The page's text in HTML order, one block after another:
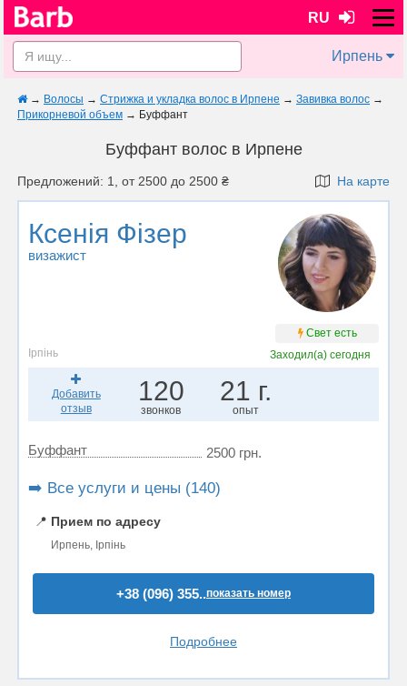
RU
Ирпень
→ Волосы → Стрижка и укладка волос в Ирпене → Завивка волос →
Прикорневой объем → Буффант
Буффант волос в Ирпене
Предложений: 1, от 2500 до 2500 ₴ На карте
Ксенія Фізер
визажист
Свет есть
Ірпінь
Заходил(а)сегодня
Добавить
отзыв
120
звонков
21 г.
опыт
Буффант 2500 грн.
➡️ Все услуги и цены (140)
📍 Прием по адресу
Ирпень, Ірпінь
+38 (096) 355..показать номер
Подробнее